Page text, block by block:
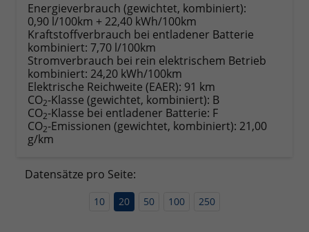
Energieverbrauch (gewichtet, kombiniert):
0,90 l/100km + 22,40 kWh/100km
Kraftstoffverbrauch bei entladener Batterie
kombiniert: 7,70 l/100km
Stromverbrauch bei rein elektrischem Betrieb
kombiniert: 24,20 kWh/100km
Elektrische Reichweite (EAER): 91 km
CO2-Klasse (gewichtet, kombiniert): B
CO2-Klasse bei entladener Batterie: F
CO2-Emissionen (gewichtet, kombiniert): 21,00
g/km
Datensätze pro Seite:
10 20 50 100 250